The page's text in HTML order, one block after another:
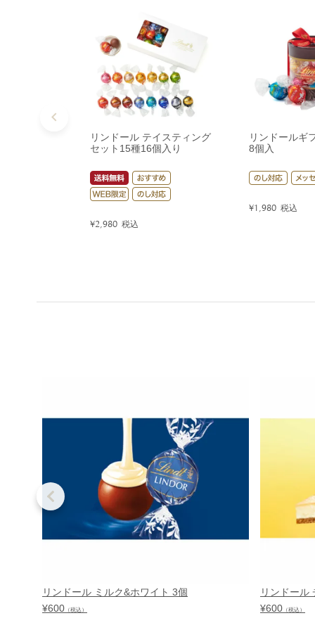
リンドール テイスティング
セット15種16個入り
¥2,980 税込
リンドールギ
8個入
¥1,980 税込
リンドール ミルク&ホワイト 3個
¥600 （税込）
リンドール
¥600 （税込）